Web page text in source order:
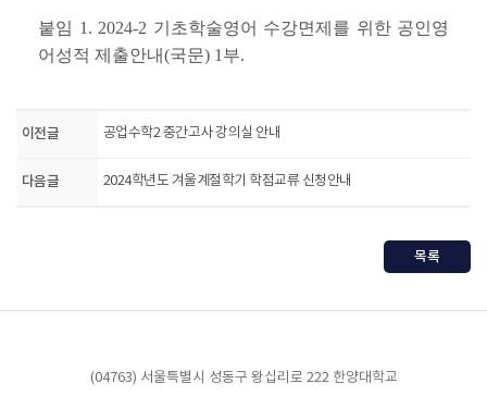
붙임 1. 2024-2 기초학술영어 수강면제를 위한 공인영
어성적 제출안내(국문) 1부.
이전글 공업수학2 중간고사 강의실 안내
다음글 2024학년도 겨울계절학기 학점교류 신청안내
목록
(04763) 서울특별시 성동구 왕십리로 222 한양대학교